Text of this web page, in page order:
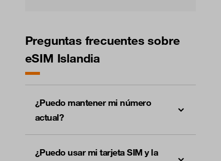
Preguntas frecuentes sobre
eSIM Islandia
¿Puedo mantener mi número
actual?
¿Puedo usar mi tarjeta SIM y la